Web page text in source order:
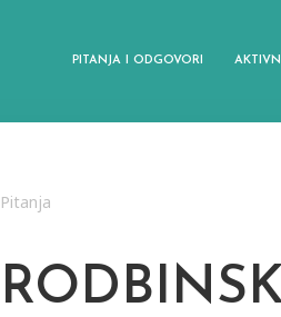
PITANJA I ODGOVORI
Pitanja